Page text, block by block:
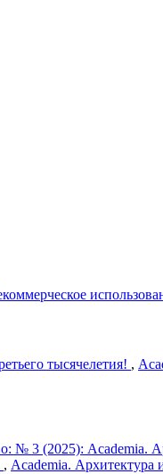
тысячелетия! ,
№ 3 (2025): Academia.
, Academia. Архитектура